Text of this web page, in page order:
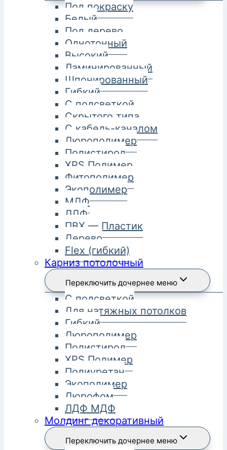
Под покраску
Белый
Под дерево
Однотонный
Высокий
Ламинированный
Шпонированный
Гибкий
С подсветкой
Скрытого типа
С кабель-каналом
Дюрополимер
Полистирол
XPS Полимер
Фитополимер
Экополимер
МДФ
ЛДФ
ПВХ — Пластик
Дерево
Flex (гибкий)
Карниз потолочный
Переключить дочернее меню
С подсветкой
Для натяжных потолков
Гибкий
Дюрополимер
Полистирол
XPS Полимер
Полиуретан
Экополимер
Дюрофом
ЛДФ МДФ
Молдинг декоративный
Переключить дочернее меню